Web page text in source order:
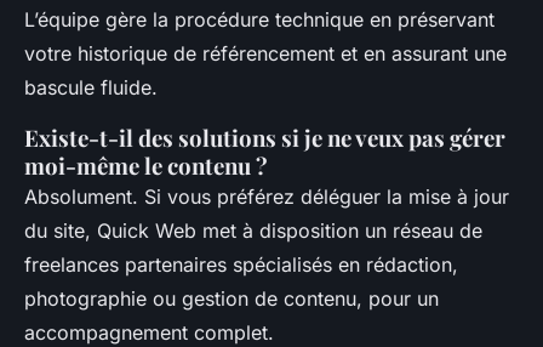
L’équipe gère la procédure technique en préservant
votre historique de référencement et en assurant une
bascule fluide.
Existe-t-il des solutions si je ne veux pas gérer
moi-même le contenu ?
Absolument. Si vous préférez déléguer la mise à jour
du site, Quick Web met à disposition un réseau de
freelances partenaires spécialisés en rédaction,
photographie ou gestion de contenu, pour un
accompagnement complet.